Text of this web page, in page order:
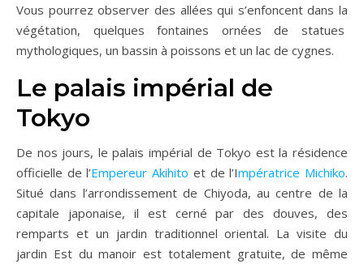
Vous pourrez observer des allées qui s’enfoncent dans la
végétation, quelques fontaines ornées de statues
mythologiques, un bassin à poissons et un lac de cygnes.
Le palais impérial de
Tokyo
De nos jours, le palais impérial de Tokyo est la résidence
officielle de l’Empereur Akihito et de l’Impératrice Michiko.
Situé dans l’arrondissement de Chiyoda, au centre de la
capitale japonaise, il est cerné par des douves, des
remparts et un jardin traditionnel oriental. La visite du
jardin Est du manoir est totalement gratuite, de même